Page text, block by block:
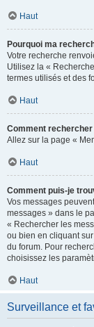
Haut
Pourquoi ma
Votre recherche
Utilisez la «
termes utilisés et des
Haut
Comment
Allez sur la page «
Haut
Comment puis-je
Vos messages
messages » dans le
« Rechercher les
ou bien en cliquant
du forum. Pour
choisissez les
Haut
Surveillance et